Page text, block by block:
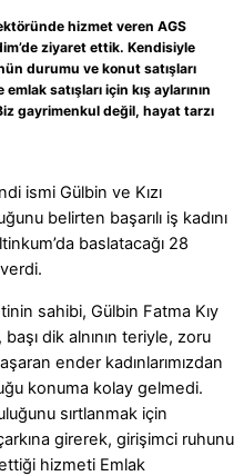
hizmet veren AGS
ziyaret ettik. Kendisiyle
durumu ve konut satışları
satışları için kış aylarının
gayrimenkul değil, hayat tarzı
ismi Gülbin ve Kızı
belirten başarılı iş kadını
baslatacağı 28
sahibi, Gülbin Fatma Kıy
dik alnının teriyle, zoru
ender kadınlarımızdan
konuma kolay gelmedi.
sırtlanmak için
girerek, girişimci ruhunu
hizmeti Emlak